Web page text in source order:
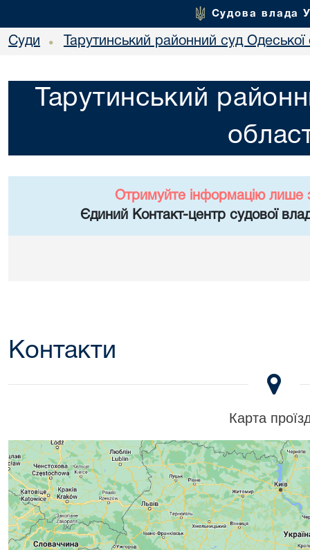
Судова влада
Суди • Тарутинський районний суд Одеської
Тарутинський
Отримуйте інформацію лише
Єдиний Контакт-центр судової
Контакти
Карта